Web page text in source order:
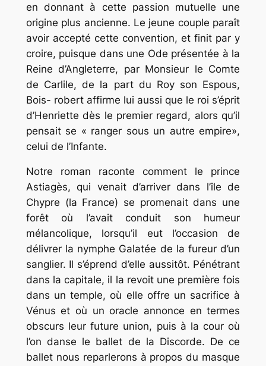
en donnant à cette passion mutuelle une
origine plus ancienne. Le jeune couple paraît
avoir accepté cette convention, et finit par y
croire, puisque dans une Ode présentée à la
Reine d’Angleterre, par Monsieur le Comte
de Carlile, de la part du Roy son Espous,
Bois- robert affirme lui aussi que le roi s’éprit
d’Henriette dès le premier regard, alors qu’il
pensait se « ranger sous un autre empire»,
celui de l’Infante.
Notre roman raconte comment le prince
Astiagès, qui venait d’arriver dans l’île de
Chypre (la France) se promenait dans une
forêt où l’avait conduit son humeur
mélancolique, lorsqu’il eut l’occasion de
délivrer la nymphe Galatée de la fureur d’un
sanglier. Il s’éprend d’elle aussitôt. Pénétrant
dans la capitale, il la revoit une première fois
dans un temple, où elle offre un sacrifice à
Vénus et où un oracle annonce en termes
obscurs leur future union, puis à la cour où
l’on danse le ballet de la Discorde. De ce
ballet nous reparlerons à propos du masque